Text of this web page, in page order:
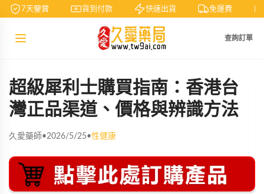
7天鑒賞 貨到付款 快速出貨 免運費
查詢訂單
超級犀利士購買指南：香港台
灣正品渠道、價格與辨識方法
久愛藥師•2026/5/25•性健康